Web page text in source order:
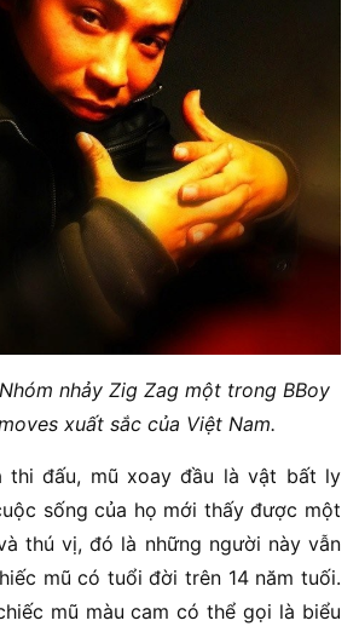
nhảy Zig Zag một trong BBoy
xuất sắc của Việt Nam.
thi đấu, mũ xoay đầu là vật bất ly
sống của họ mới thấy được một
thú vị, đó là những người này vẫn
mũ có tuổi đời trên 14 năm tuối.
mũ màu cam có thể gọi là biểu